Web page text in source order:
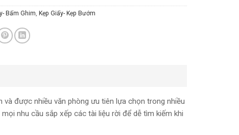
Bấm Ghim, Kẹp Giấy- Kẹp Bướm
được nhiều văn phòng ưu tiên lựa chọn trong nhiều
nhu cầu sắp xếp các tài liệu rời để dễ tìm kiếm khi